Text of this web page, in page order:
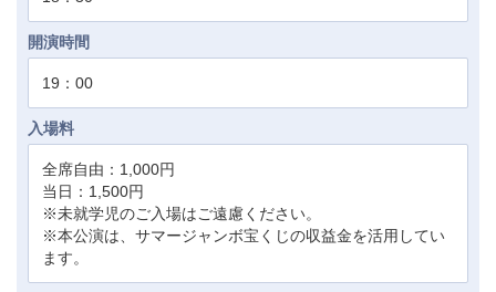
開演時間
19：00
入場料
全席自由：1,000円
当日：1,500円
※未就学児のご入場はご遠慮ください。
※本公演は、サマージャンボ宝くじの収益金を活用してい
ます。